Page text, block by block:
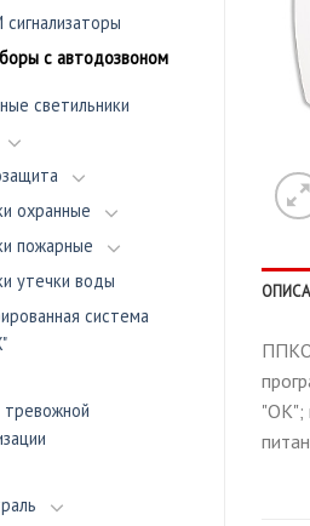
сигнализаторы
с автодозвоном
светильники
охранные
пожарные
утечки воды
система
тревожной
"ОК";